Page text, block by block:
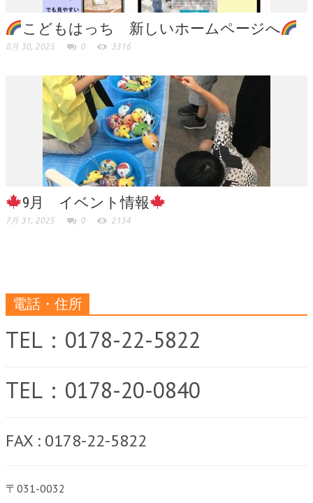
こどもはっち 新しいホームページへ
8月 30, 2025 0 3316
9月 イベント情報
7月 31, 2025 0 2134
電話・住所
TEL：0178-22-5822
TEL：0178-20-0840
FAX : 0178-22-5822
〒031-0032